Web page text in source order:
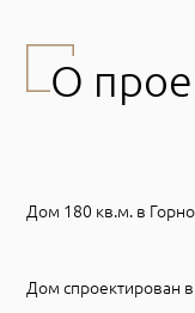
О
Дом 180 кв.м. в
Дом спроектирован